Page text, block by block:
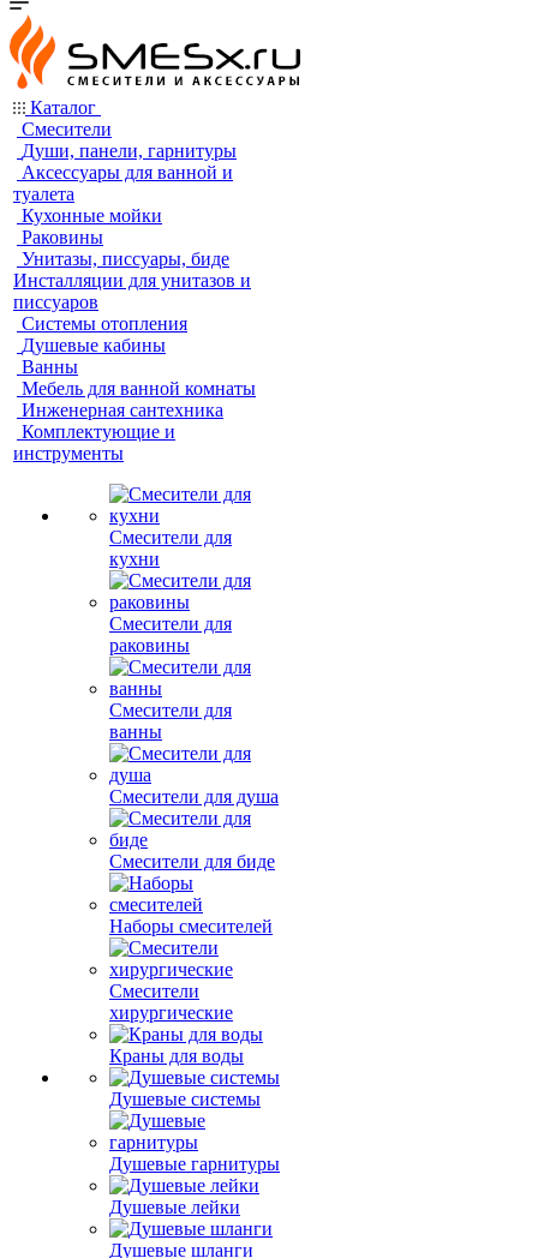
Каталог
Смесители
Души, панели, гарнитуры
Аксессуары для ванной и
туалета
Кухонные мойки
Раковины
Унитазы, писсуары, биде
Инсталляции для унитазов и
писсуаров
Системы отопления
Душевые кабины
Ванны
Мебель для ванной комнаты
Инженерная сантехника
Комплектующие и
инструменты
Смесители для
кухни
Смесители для
раковины
Смесители для
ванны
Смесители для душа
Смесители для биде
Наборы смесителей
Смесители
хирургические
Краны для воды
Душевые системы
Душевые гарнитуры
Душевые лейки
Душевые шланги